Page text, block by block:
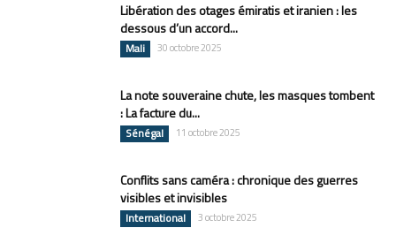
Libération des otages émiratis et iranien : les
dessous d’un accord...
Mali 30 octobre 2025
La note souveraine chute, les masques tombent
: La facture du...
Sénégal 11 octobre 2025
Conflits sans caméra : chronique des guerres
visibles et invisibles
International 3 octobre 2025